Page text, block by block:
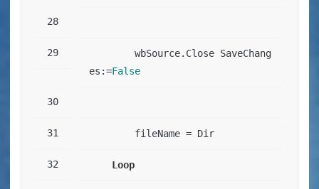
        wbSource.Close SaveChang
es:=False
        fileName = Dir
Loop